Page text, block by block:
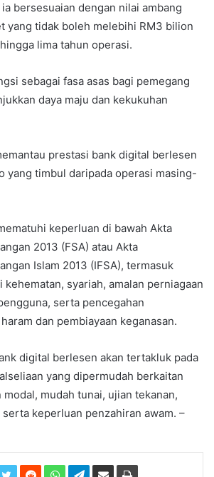
bersesuaian dengan nilai ambang
yang tidak boleh melebihi RM3 bilion
lima tahun operasi.
sebagai fasa asas bagi pemegang
daya maju dan kekukuhan
prestasi bank digital berlesen
yang timbul daripada operasi masing-
keperluan di bawah Akta
2013 (FSA) atau Akta
Islam 2013 (IFSA), termasuk
kehematan, syariah, amalan perniagaan
serta pencegahan
dan pembiayaan keganasan.
digital berlesen akan tertakluk pada
yang dipermudah berkaitan
mudah tunai, ujian tekanan,
keperluan penzahiran awam. –